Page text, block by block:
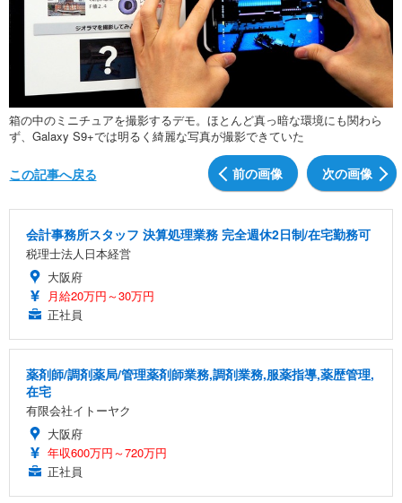
箱の中のミニチュアを撮影するデモ。ほとんど真っ暗な環境にも関わら
ず、Galaxy S9+では明るく綺麗な写真が撮影できていた
前の画像 次の画像
この記事へ戻る
会計事務所スタッフ 決算処理業務 完全週休2日制/在宅勤務可
税理士法人日本経営
大阪府
月給20万円～30万円
正社員
薬剤師/調剤薬局/管理薬剤師業務,調剤業務,服薬指導,薬歴管理,
在宅
有限会社イトーヤク
大阪府
年収600万円～720万円
正社員